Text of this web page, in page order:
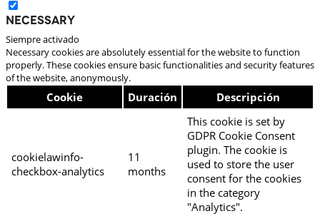
Necessary
Siempre activado
Necessary cookies are absolutely essential for the website to function
properly. These cookies ensure basic functionalities and security features
of the website, anonymously.
Cookie Duración Descripción
cookielawinfo-
checkbox-analytics
11
months
This cookie is set by
GDPR Cookie Consent
plugin. The cookie is
used to store the user
consent for the cookies
in the category
"Analytics".